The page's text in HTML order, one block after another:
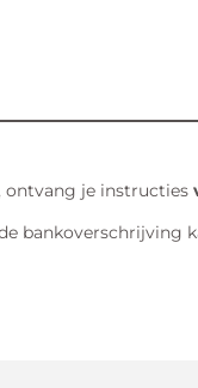
ontvang je instructies